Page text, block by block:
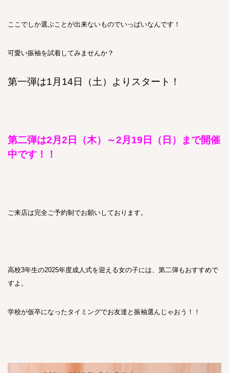
ここでしか選ぶことが出来ないものでいっぱいなんです！
可愛い振袖を試着してみませんか？
第一弾は1月14日（土）よりスタート！
第二弾は2月2日（木）～2月19日（日）まで開催
中です！！
ご来店は完全ご予約制でお願いしております。
高校3年生の2025年度成人式を迎える女の子には、第二弾もおすすめで
すよ。
学校が仮卒になったタイミングでお友達と振袖選んじゃおう！！